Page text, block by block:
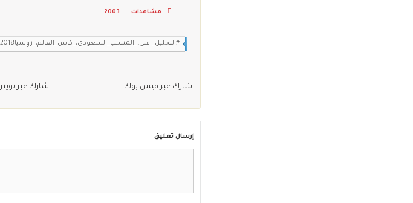
مشاهدات : 2003
#التحليل_افني،_المنتخب_السعودي،_كاس_العالم،_روسيا2018،_سلطان_بديري
شارك عبر فيس بوك شارك عبر تويتر
إرسال تعليق